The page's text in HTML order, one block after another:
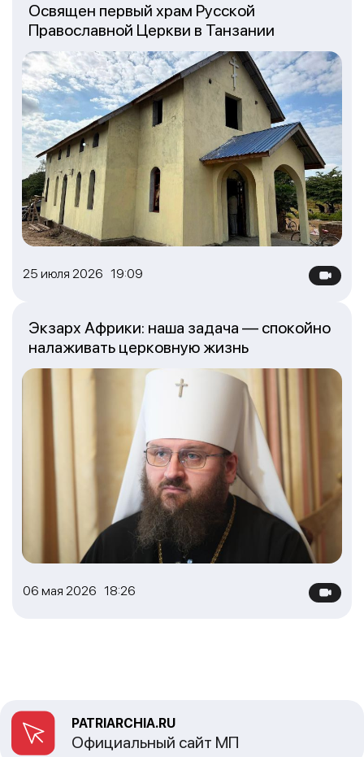
25 июля 2026 19:09
Освящен первый храм Русской
Православной Церкви в Танзании
06 мая 2026 18:26
Экзарх Африки: наша задача — спокойно
налаживать церковную жизнь
PATRIARCHIA.RU
Официальный сайт МП